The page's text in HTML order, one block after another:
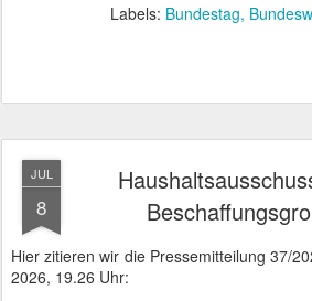
Labels: Bundestag
JUL
8
Hier zitieren wir die Pressemitteilung 37/
2026, 19.26 Uhr: